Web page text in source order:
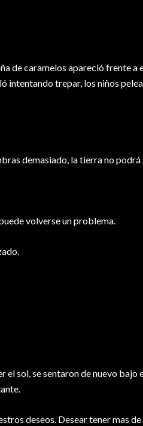
de caramelos apareció frente
intentando trepar, los niños
demasiado, la tierra no podrá
volverse un problema.
sol, se sentaron de nuevo bajo
deseos. Desear tener mas